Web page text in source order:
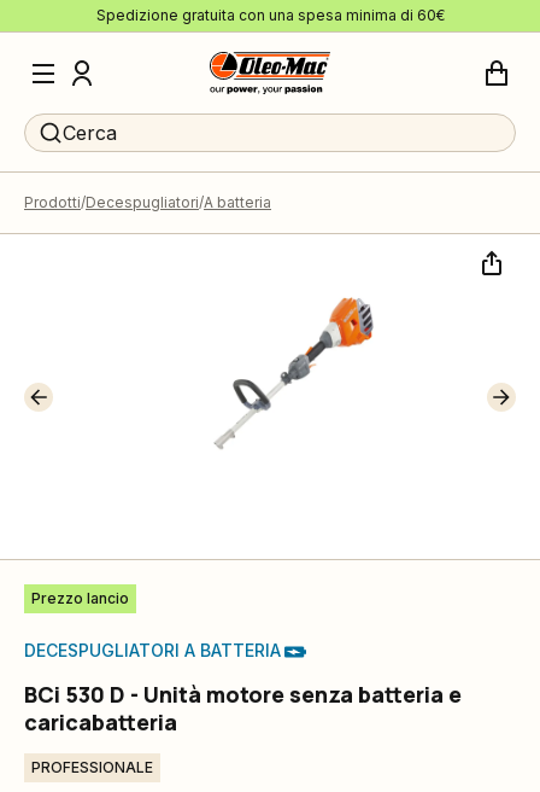
Spedizione gratuita con una spesa minima di 60€
Cerca
Prodotti Decespugliatori A batteria
Prezzo lancio
DECESPUGLIATORI A BATTERIA
BCi 530 D - Unità motore senza batteria e
caricabatteria
PROFESSIONALE